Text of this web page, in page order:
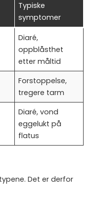
Typiske
symptomer
Diaré,
oppblåsthet
etter måltid
Forstoppelse,
tregere tarm
Diaré, vond
eggelukt på
flatus
Det er derfor